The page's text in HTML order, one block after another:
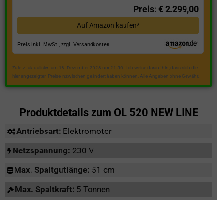
Preis: € 2.299,00
Auf Amazon kaufen*
Preis inkl. MwSt., zzgl. Versandkosten
Zuletzt aktualisiert am 18. Dezember 2023 um 21:50 . Ich weise darauf hin, dass sich die
hier angezeigten Preise inzwischen geändert haben können. Alle Angaben ohne Gewähr.
Produktdetails zum OL 520 NEW LINE
Antriebsart: Elektromotor
Netzspannung: 230 V
Max. Spaltgutlänge: 51 cm
Max. Spaltkraft: 5 Tonnen